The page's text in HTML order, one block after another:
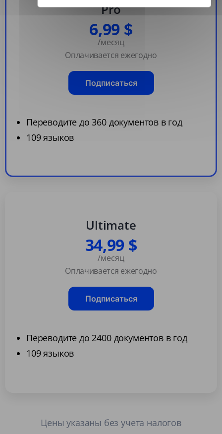
Pro
6,99 $
/месяц
Оплачивается ежегодно
Подписаться
Переводите до 360 документов в год
109 языков
Ultimate
34,99 $
/месяц
Оплачивается ежегодно
Подписаться
Переводите до 2400 документов в год
109 языков
Цены указаны без учета налогов